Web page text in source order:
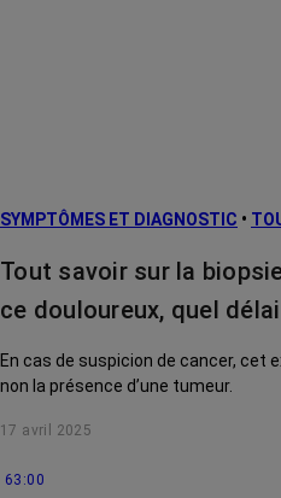
SYMPTÔMES ET DIAGNOSTIC •
Tout savoir sur la
ce douloureux, quel
En cas de suspicion de cancer, cet
non la présence d’une tumeur.
17 avril 2025
63:00